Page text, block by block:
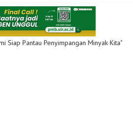
Siap Pantau Penyimpangan Minyak Kita"